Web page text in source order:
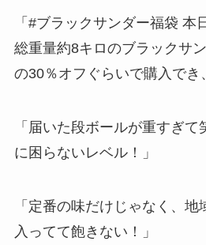
「#ブラックサンダー福袋 本
総重量約8キロのブラックサ
の30％オフぐらいで購入でき
「届いた段ボールが重すぎ
に困らないレベル！」
「定番の味だけじゃなく、
入ってて飽きない！」